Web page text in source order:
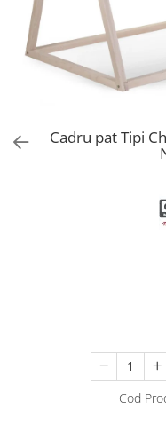
Consultanta Instalare
Jucarii de Sortare
Jucarii de tras
Jucarii din plus
Jucarii muzicale
PAPUSI
Cadru pat Tipi
Cod